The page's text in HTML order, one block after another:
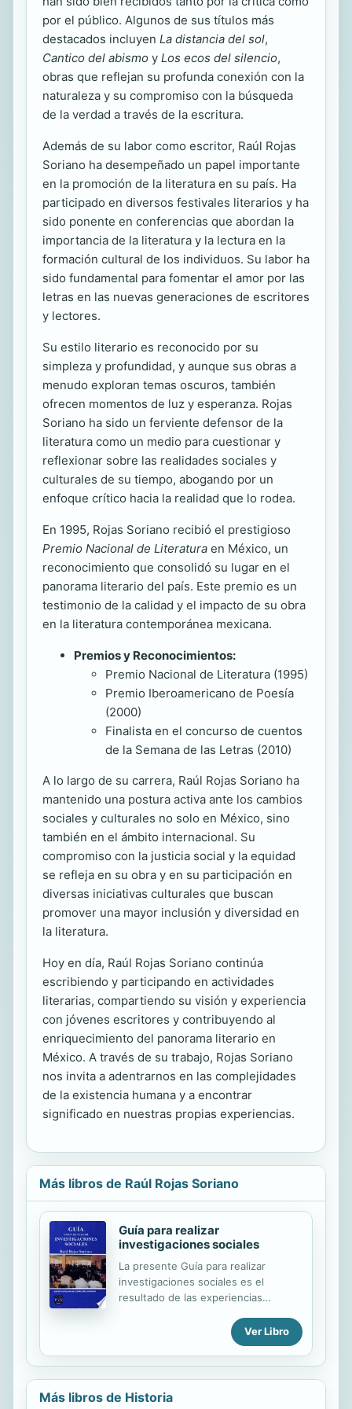
por el público. Algunos de sus títulos más
destacados incluyen La distancia del sol,
Cantico del abismo y Los ecos del silencio,
obras que reflejan su profunda conexión con la
naturaleza y su compromiso con la búsqueda
de la verdad a través de la escritura.
Además de su labor como escritor, Raúl Rojas
Soriano ha desempeñado un papel importante
en la promoción de la literatura en su país. Ha
participado en diversos festivales literarios y ha
sido ponente en conferencias que abordan la
importancia de la literatura y la lectura en la
formación cultural de los individuos. Su labor ha
sido fundamental para fomentar el amor por las
letras en las nuevas generaciones de escritores
y lectores.
Su estilo literario es reconocido por su
simpleza y profundidad, y aunque sus obras a
menudo exploran temas oscuros, también
ofrecen momentos de luz y esperanza. Rojas
Soriano ha sido un ferviente defensor de la
literatura como un medio para cuestionar y
reflexionar sobre las realidades sociales y
culturales de su tiempo, abogando por un
enfoque crítico hacia la realidad que lo rodea.
En 1995, Rojas Soriano recibió el prestigioso
Premio Nacional de Literatura en México, un
reconocimiento que consolidó su lugar en el
panorama literario del país. Este premio es un
testimonio de la calidad y el impacto de su obra
en la literatura contemporánea mexicana.
Premios y Reconocimientos:
Premio Nacional de Literatura (1995)
Premio Iberoamericano de Poesía
(2000)
Finalista en el concurso de cuentos
de la Semana de las Letras (2010)
A lo largo de su carrera, Raúl Rojas Soriano ha
mantenido una postura activa ante los cambios
sociales y culturales no solo en México, sino
también en el ámbito internacional. Su
compromiso con la justicia social y la equidad
se refleja en su obra y en su participación en
diversas iniciativas culturales que buscan
promover una mayor inclusión y diversidad en
la literatura.
Hoy en día, Raúl Rojas Soriano continúa
escribiendo y participando en actividades
literarias, compartiendo su visión y experiencia
con jóvenes escritores y contribuyendo al
enriquecimiento del panorama literario en
México. A través de su trabajo, Rojas Soriano
nos invita a adentrarnos en las complejidades
de la existencia humana y a encontrar
significado en nuestras propias experiencias.
Más libros de Raúl Rojas Soriano
Guía para realizar
investigaciones sociales
La presente Guía para realizar
investigaciones sociales es el
resultado de las experiencias
investigación social aplicada y la
docencia. En ella se exponen los
diferentes procesos de la
investigación documental con las de
carácter social y estadística, de tal
Ver Libro
Más libros de Historia